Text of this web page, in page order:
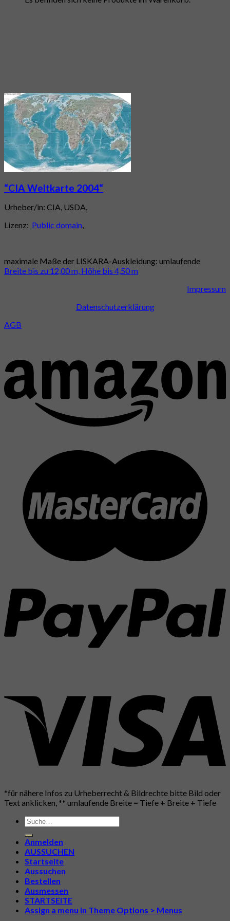
“CIA Weltkarte 2004“
Urheber/in: CIA, USDA,
Lizenz: Public domain
maximale Maße der LISKARA-Auskleidung: umlaufende
Breite bis zu 12,00 m, Höhe bis 4,50 m
Impressum
Datenschutzerklärung
AGB
*für nähere Infos zu Urheberrecht & Bildrechte bitte Bild oder
Text anklicken, ** umlaufende Breite = Tiefe + Breite + Tiefe
Suche
nach:
Anmelden
AUSSUCHEN
Startseite
Aussuchen
Bestellen
Ausmessen
STARTSEITE
Assign a menu in Theme Options > Menus